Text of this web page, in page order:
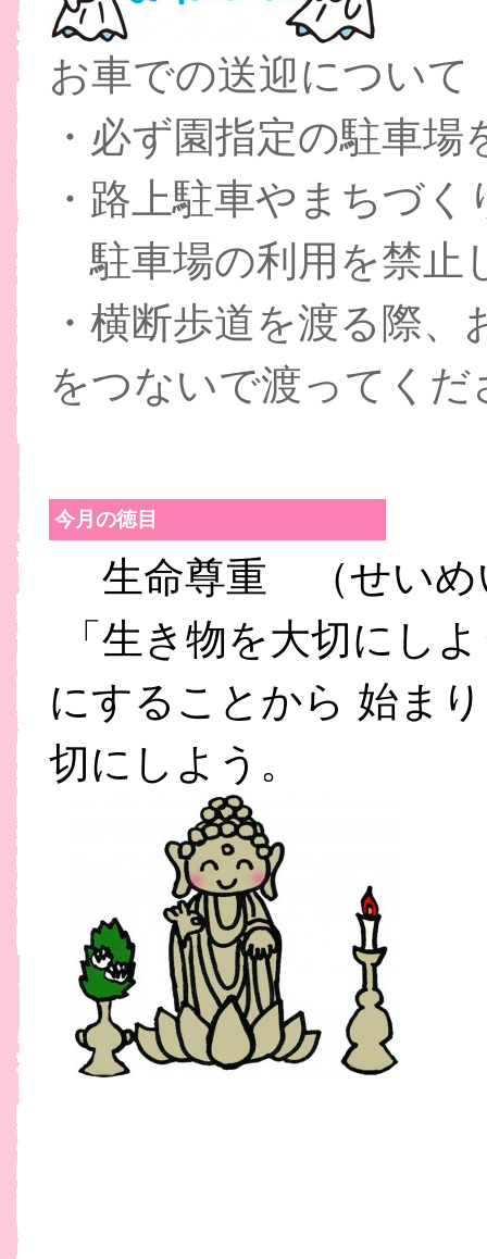
お車での送迎について
・必ず園指定の駐車
・路上駐車やまちづ
駐車場の利用を禁止
・横断歩道を渡る際
をつないで渡ってくだ
今月の徳目
生命尊重 （せいめ
「生き物を大切にし
にすることから 始ま
切にしよう。